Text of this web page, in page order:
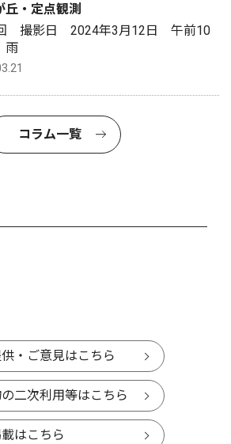
丘・定点観測
撮影日 2024年3月12日 午前10
雨
コラム一覧
・ご意見はこちら
二次利用等はこちら
はこちら